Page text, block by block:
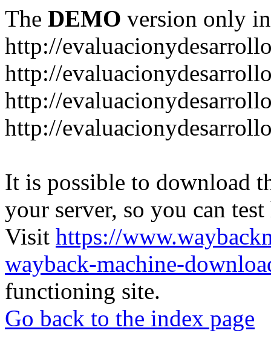
The DEMO version only
http://
http://
http://
http://
It is possible to download
your server, so you can
Visit https://
wayback-machine-
functioning site.
Go back to the index page